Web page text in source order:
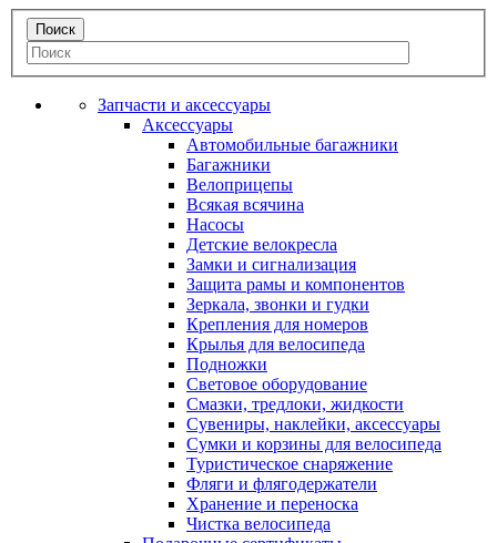
Запчасти и аксессуары
Аксессуары
Автомобильные багажники
Багажники
Велоприцепы
Всякая всячина
Насосы
Детские велокресла
Замки и сигнализация
Защита рамы и компонентов
Зеркала, звонки и гудки
Крепления для номеров
Крылья для велосипеда
Подножки
Световое оборудование
Смазки, тредлоки, жидкости
Сувениры, наклейки, аксессуары
Сумки и корзины для велосипеда
Туристическое снаряжение
Фляги и флягодержатели
Хранение и переноска
Чистка велосипеда